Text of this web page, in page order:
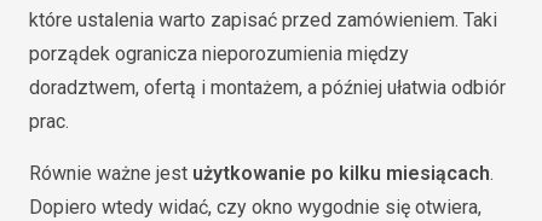
które ustalenia warto zapisać przed zamówieniem. Taki
porządek ogranicza nieporozumienia między
doradztwem, ofertą i montażem, a później ułatwia odbiór
prac.
Równie ważne jest użytkowanie po kilku miesiącach.
Dopiero wtedy widać, czy okno wygodnie się otwiera,